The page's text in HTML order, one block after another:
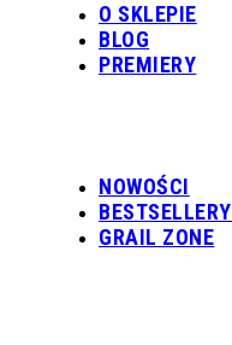
O SKLEPIE
BLOG
PREMIERY
NOWOŚCI
BESTSELLERY
GRAIL ZONE